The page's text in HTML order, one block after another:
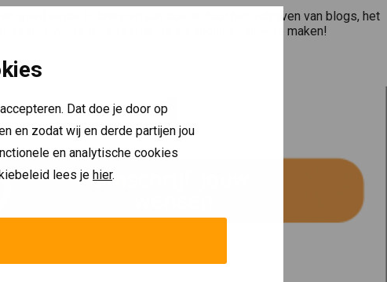
Dat doe je door op
en zodat wij en derde partijen jou
en analytische cookies
lees je hier.
goed einde te brengen.Dat doe ik door het schrijven van blogs, het
de bouwwereld een eerlijkere en socialere plek te maken!